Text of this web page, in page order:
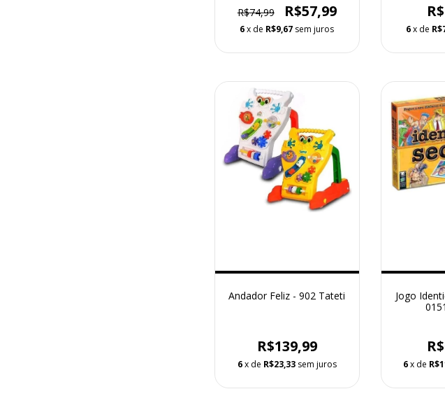
R$74,99 R$57,99
6x de R$9,67 sem juros 6x de
Andador Feliz - 902 Tateti
R$139,99
6x de R$23,33 sem juros
Jogo
6x de